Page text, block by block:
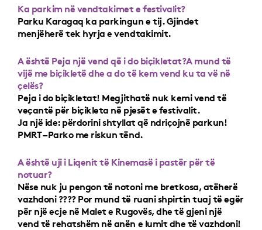
Ka parkim në vendtakimet e festivalit?
Parku Karagaq ka parkingun e tij. Gjindet
menjëherë tek hyrja e vendtakimit.
A është Peja një vend që i do biçikletat?A mund të
vijë me biçikletë dhe a do të kem vend ku ta vë në
çelës?
Peja i do biçikletat! Megjithatë nuk kemi vend të
veçantë për biçikleta në pjesët e festivalit.
Ja një ide: përdorini shtyllat që ndriçojnë parkun!
PMRT – Parko me riskun tënd.
A është uji i Liqenit të Kinemasë i pastër për të
notuar?
Nëse nuk ju pengon të notoni me bretkosa, atëherë
vazhdoni ???? Por mund të ruani shpirtin tuaj të egër
për një ecje në Malet e Rugovës, dhe të gjeni një
vend të rehatshëm në anën e lumit dhe të vazhdoni!